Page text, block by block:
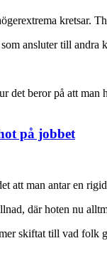
ansluter till
beror på att
på jobbet
att man antar en
där hoten nu
skiftat till vad folk